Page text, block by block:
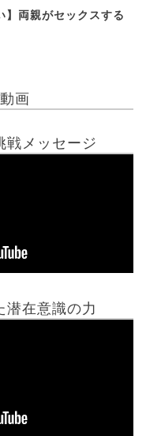
】両親がセックスする
画
戦メッセージ
潜在意識の力